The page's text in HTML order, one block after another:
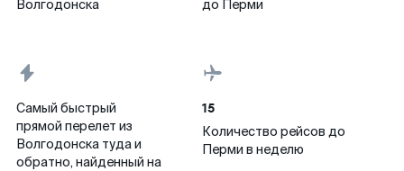
Волгодонска
до Перми
Самый быстрый
прямой перелет из
Волгодонска туда и
обратно, найденный на
15
Количество рейсов до
Перми в неделю